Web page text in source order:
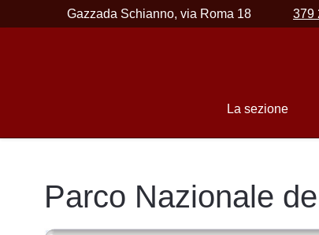
Gazzada Schianno, via Roma 18 379
La sezione
Parco Nazionale